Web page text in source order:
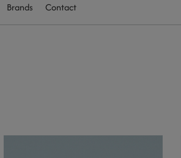
Brands Contact